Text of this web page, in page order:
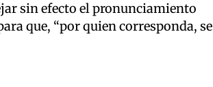
sin efecto el pronunciamiento
que, “por quien corresponda, se